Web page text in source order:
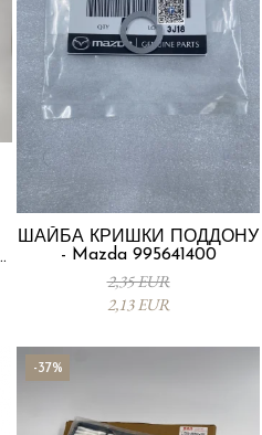
ШАЙБА КРИШКИ ПОДДОНУ
- Mazda 995641400
2,35 EUR
2,13 EUR
-37%